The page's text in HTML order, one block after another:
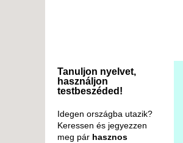
Tanuljon nyelvet,
használjon
testbeszéded!
Idegen országba utazik?
Keressen és jegyezzen
meg pár hasznos